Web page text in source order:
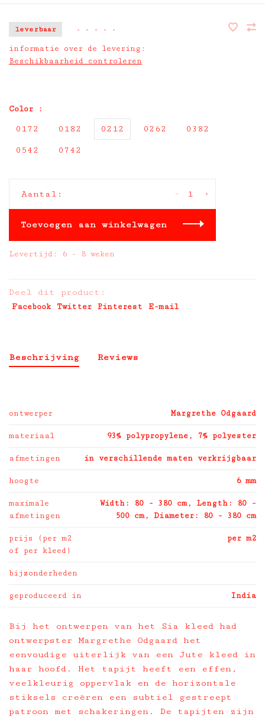
leverbaar • • • • •
informatie over de levering:
Beschikbaarheid controleren
Color :
0172 0182 0212 0262 0382
0542 0742
Aantal: +
-
Toevoegen aan winkelwagen
Levertijd: 6 - 8 weken
Deel dit product:
Facebook Twitter Pinterest E-mail
Beschrijving Reviews
ontwerper Margrethe Odgaard
materiaal 93% polypropylene, 7% polyester
afmetingen in verschillende maten verkrijgbaar
hoogte 6 mm
maximale
afmetingen
Width: 80 - 380 cm, Length: 80 -
500 cm, Diameter: 80 - 380 cm
prijs (per m2
of per kleed)
per m2
bijzonderheden
geproduceerd in India
Bij het ontwerpen van het Sia kleed had
ontwerpster Margrethe Odgaard het
eenvoudige uiterlijk van een Jute kleed in
haar hoofd. Het tapijt heeft een effen,
veelkleurig oppervlak en de horizontale
stiksels creëren een subtiel gestreept
patroon met schakeringen. De tapijten zijn